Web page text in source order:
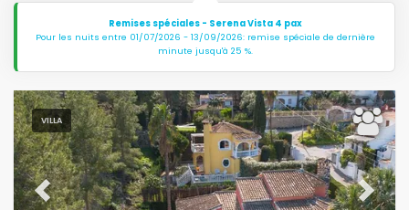
Remises spéciales - Serena Vista 4 pax
Pour les nuits entre 01/07/2026 - 13/09/2026: remise spéciale de dernière
minute jusqu'à 25 %.
VILLA
Previous Next